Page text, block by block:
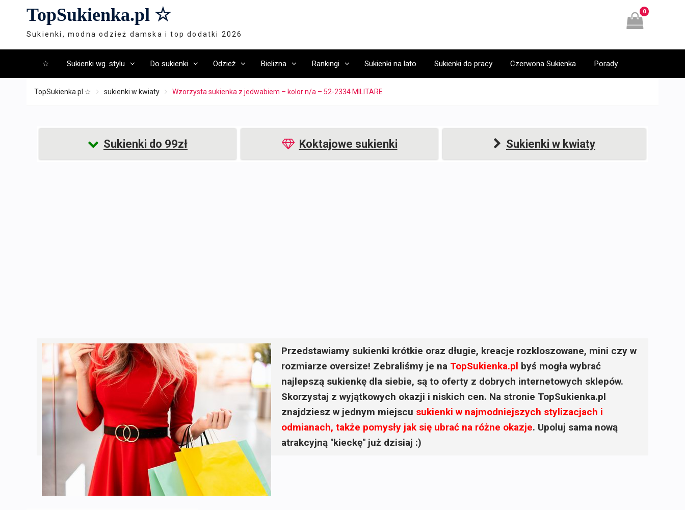
TopSukienka.pl ☆
Sukienki, modna odzież damska i top dodatki 2026
0
☆ Sukienki wg. stylu Do sukienki Odzież Bielizna Rankingi Sukienki na lato Sukienki do pracy Czerwona Sukienka Porady
TopSukienka.pl ☆ sukienki w kwiaty Wzorzysta sukienka z jedwabiem – kolor n/a – 52-2334 MILITARE
Sukienki do 99zł Koktajowe sukienki Sukienki w kwiaty
Przedstawiamy sukienki krótkie oraz długie, kreacje rozkloszowane, mini czy w
rozmiarze oversize! Zebraliśmy je na TopSukienka.pl byś mogła wybrać
najlepszą sukienkę dla siebie, są to oferty z dobrych internetowych sklepów.
Skorzystaj z wyjątkowych okazji i niskich cen. Na stronie TopSukienka.pl
znajdziesz w jednym miejscu sukienki w najmodniejszych stylizacjach i
odmianach, także pomysły jak się ubrać na różne okazje. Upoluj sama nową
atrakcyjną "kieckę" już dzisiaj :)